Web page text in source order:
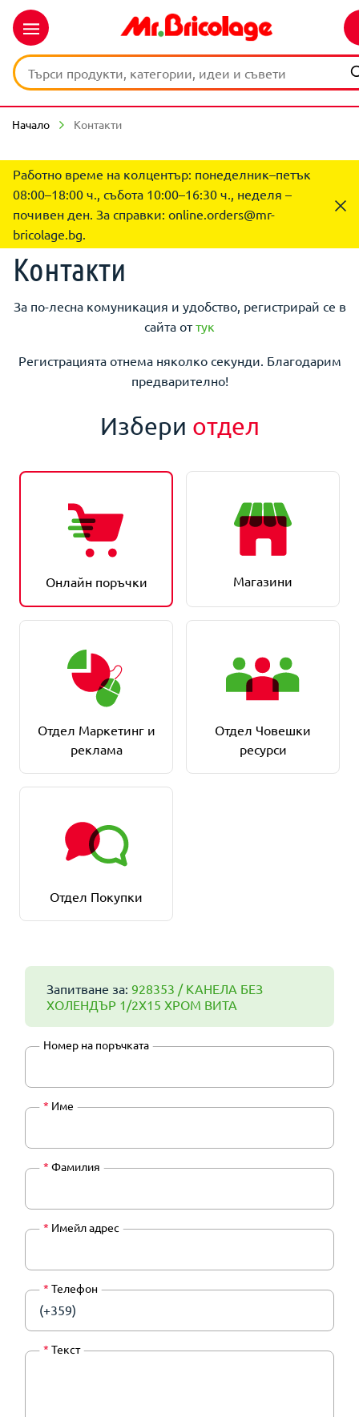
Начало Контакти
Работно време на колцентър: понеделник–петък
08:00–18:00 ч., събота 10:00–16:30 ч., неделя –
почивен ден. За справки: online.orders@mr-
bricolage.bg.
Контакти
За по-лесна комуникация и удобство, регистрирай се в
сайта оттук
Регистрацията отнема няколко секунди. Благодарим
предварително!
Избери отдел
Онлайн поръчки Магазини
Отдел Маркетинг и
реклама
Отдел Човешки
ресурси
Отдел Покупки
Запитване за: 928353 / КАНЕЛА БЕЗ
ХОЛЕНДЪР 1/2Х15 ХРОМ ВИТА
Номер на поръчката
* Име
* Фамилия
* Имейл адрес
* Телефон
(+359)
* Текст